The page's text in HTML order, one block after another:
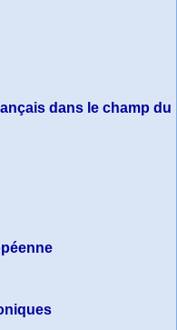
dans le champ du